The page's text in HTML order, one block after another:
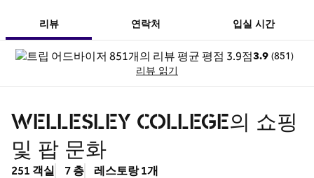
리뷰 연락처 입실 시간
3.9 (851)
리뷰 읽기
WELLESLEY COLLEGE의 쇼핑
및 팝 문화
251 객실 7 층 레스토랑 1개